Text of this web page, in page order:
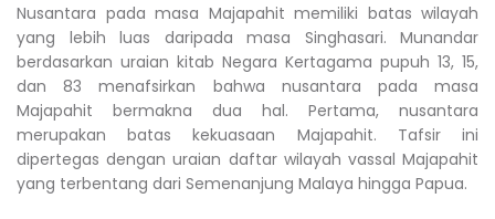
Nusantara pada masa Majapahit memiliki batas wilayah
yang lebih luas daripada masa Singhasari. Munandar
berdasarkan uraian kitab Negara Kertagama pupuh 13, 15,
dan 83 menafsirkan bahwa nusantara pada masa
Majapahit bermakna dua hal. Pertama, nusantara
merupakan batas kekuasaan Majapahit. Tafsir ini
dipertegas dengan uraian daftar wilayah vassal Majapahit
yang terbentang dari Semenanjung Malaya hingga Papua.